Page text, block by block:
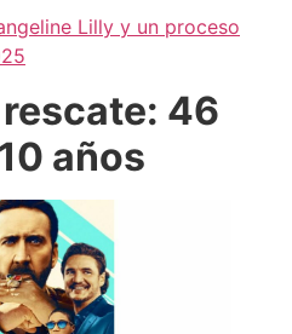
Lilly y un proceso
46
años